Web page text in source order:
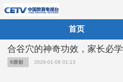
首页
合谷穴的神奇功效，家长必
©原创 2026-01-08 01:13